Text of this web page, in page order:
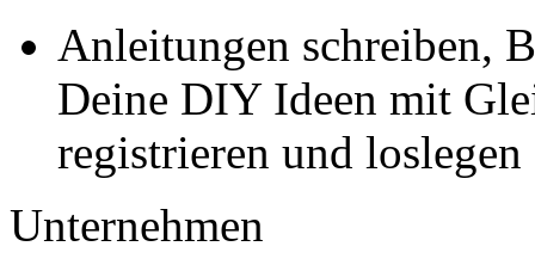
Anleitungen schreiben,
Deine DIY Ideen mit
registrieren und loslegen
Unternehmen